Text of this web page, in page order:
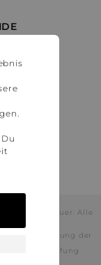
Mehrwertsteuer. Alle
die Nutzung der
Prüfung